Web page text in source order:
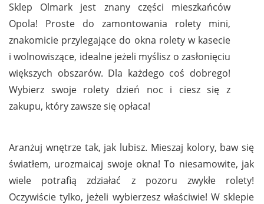
Sklep Olmark jest znany części mieszkańców
Opola! Proste do zamontowania rolety mini,
znakomicie przylegające do okna rolety w kasecie
i wolnowiszące, idealne jeżeli myślisz o zasłonięciu
większych obszarów. Dla każdego coś dobrego!
Wybierz swoje rolety dzień noc i ciesz się z
zakupu, który zawsze się opłaca!
Aranżuj wnętrze tak, jak lubisz. Mieszaj kolory, baw się
światłem, urozmaicaj swoje okna! To niesamowite, jak
wiele potrafią zdziałać z pozoru zwykłe rolety!
Oczywiście tylko, jeżeli wybierzesz właściwie! W sklepie